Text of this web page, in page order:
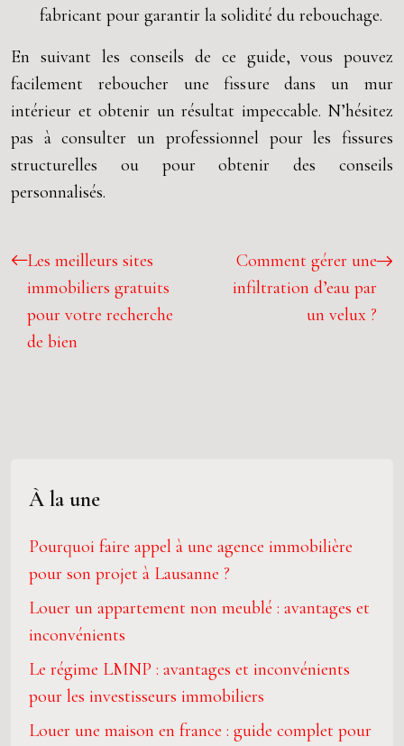
fabricant pour garantir la solidité du rebouchage.
En suivant les conseils de ce guide, vous pouvez
facilement reboucher une fissure dans un mur
intérieur et obtenir un résultat impeccable. N’hésitez
pas à consulter un professionnel pour les fissures
structurelles ou pour obtenir des conseils
personnalisés.
Les meilleurs sites
immobiliers gratuits
pour votre recherche
de bien
Comment gérer une
infiltration d’eau par
un velux ?
À la une
Pourquoi faire appel à une agence immobilière
pour son projet à Lausanne ?
Louer un appartement non meublé : avantages et
inconvénients
Le régime LMNP : avantages et inconvénients
pour les investisseurs immobiliers
Louer une maison en france : guide complet pour